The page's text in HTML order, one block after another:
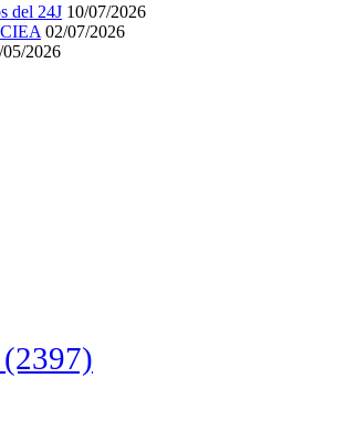
del 24J 10/07/2026
02/07/2026
05/2026
(2397)